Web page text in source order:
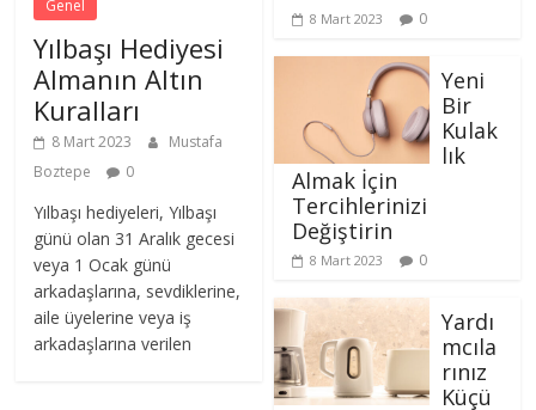
Genel
Yılbaşı Hediyesi
Almanın Altın
Kuralları
8 Mart 2023
Mustafa
Boztepe
0
Yılbaşı hediyeleri, Yılbaşı
günü olan 31 Aralık gecesi
veya 1 Ocak günü
arkadaşlarına, sevdiklerine,
aile üyelerine veya iş
arkadaşlarına verilen
8 Mart 2023 0
Yeni
Bir
Kulak
lık
Almak İçin
Tercihlerinizi
Değiştirin
8 Mart 2023 0
Yardı
mcıla
rınız
Küçü